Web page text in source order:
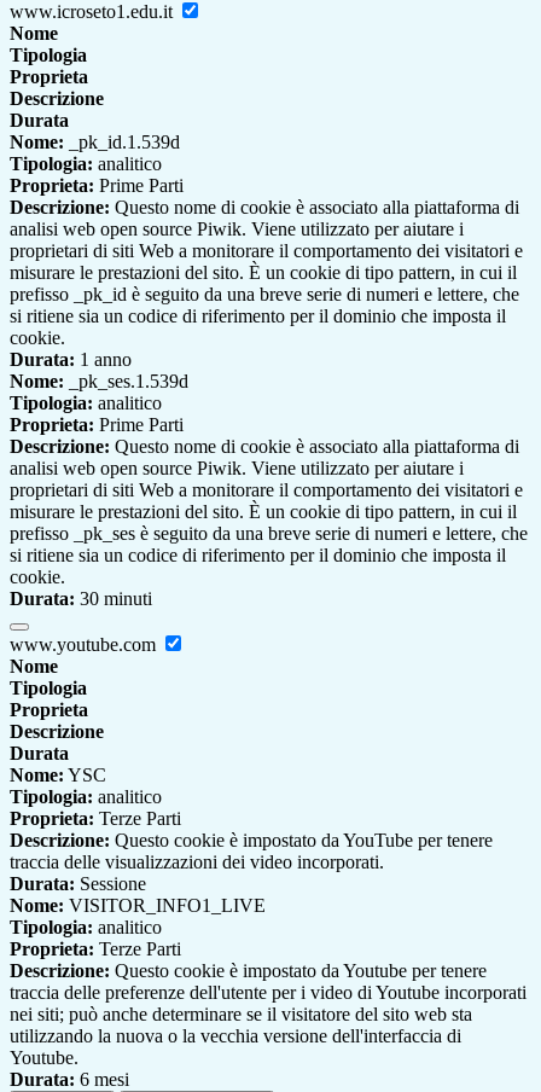
www.icroseto1.edu.it
Nome
Tipologia
Proprieta
Descrizione
Durata
Nome: _pk_id.1.539d
Tipologia: analitico
Proprieta: Prime Parti
Descrizione: Questo nome di cookie è associato alla piattaforma di
analisi web open source Piwik. Viene utilizzato per aiutare i
proprietari di siti Web a monitorare il comportamento dei visitatori e
misurare le prestazioni del sito. È un cookie di tipo pattern, in cui il
prefisso _pk_id è seguito da una breve serie di numeri e lettere, che
si ritiene sia un codice di riferimento per il dominio che imposta il
cookie.
Durata: 1 anno
Nome: _pk_ses.1.539d
Tipologia: analitico
Proprieta: Prime Parti
Descrizione: Questo nome di cookie è associato alla piattaforma di
analisi web open source Piwik. Viene utilizzato per aiutare i
proprietari di siti Web a monitorare il comportamento dei visitatori e
misurare le prestazioni del sito. È un cookie di tipo pattern, in cui il
prefisso _pk_ses è seguito da una breve serie di numeri e lettere, che
si ritiene sia un codice di riferimento per il dominio che imposta il
cookie.
Durata: 30 minuti
www.youtube.com
Nome
Tipologia
Proprieta
Descrizione
Durata
Nome: YSC
Tipologia: analitico
Proprieta: Terze Parti
Descrizione: Questo cookie è impostato da YouTube per tenere
traccia delle visualizzazioni dei video incorporati.
Durata: Sessione
Nome: VISITOR_INFO1_LIVE
Tipologia: analitico
Proprieta: Terze Parti
Descrizione: Questo cookie è impostato da Youtube per tenere
traccia delle preferenze dell'utente per i video di Youtube incorporati
nei siti; può anche determinare se il visitatore del sito web sta
utilizzando la nuova o la vecchia versione dell'interfaccia di
Youtube.
Durata: 6 mesi